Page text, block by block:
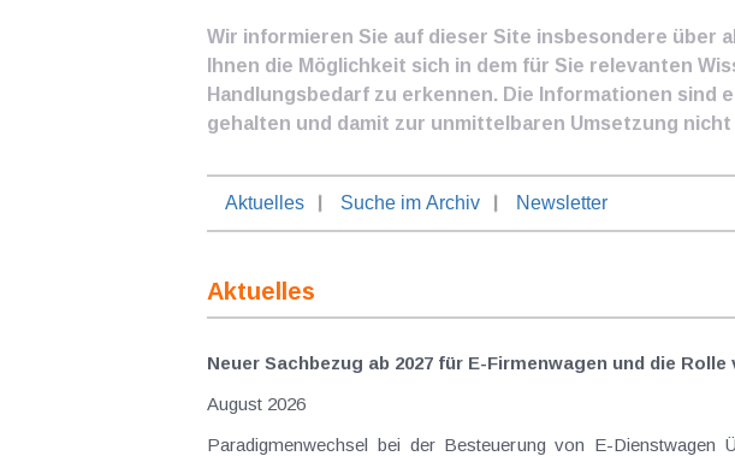
Wir informieren Sie auf dieser Site insbesondere über
Ihnen die Möglichkeit sich in dem für Sie relevanten
Handlungsbedarf zu erkennen. Die Informationen sind
gehalten und damit zur unmittelbaren Umsetzung
Aktuelles Suche im Archiv Newsletter
Aktuelles
Neuer Sachbezug ab 2027 für E-Firmenwagen und die
August 2026
Paradigmenwechsel bei der Besteuerung von E-Dienstwagen Über Jahre hinweg galten reine Elektrofahrzeuge als steuerlicher Goldstandard bei